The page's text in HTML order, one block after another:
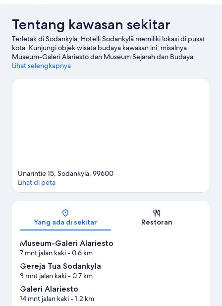
Tentang kawasan sekitar
Terletak di Sodankyla, Hotelli Sodankylä memiliki lokasi di pusat
kota. Kunjungi objek wisata budaya kawasan ini, misalnya
Museum-Galeri Alariesto dan Museum Sejarah dan Budaya
Lokal, Anda juga bisa singgah di landmark setempat seperti
lintas-alam dan ski lereng, serta jangan lupa untuk mencoba ice
Lihat selengkapnya
Unarintie 15, Sodankyla, 99600
Lihat di peta
Yang ada di sekitar Restoran
Museum-Galeri Alariesto
7 mnt jalan kaki- 0.6 km
Gereja Tua Sodankyla
8 mnt jalan kaki- 0.7 km
Galeri Alariesto
14 mnt jalan kaki- 1.2 km